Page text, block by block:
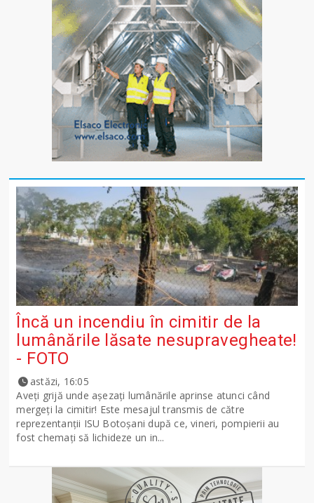
Încă un incendiu în cimitir de la
lumânările lăsate nesupravegheate!
- FOTO
astăzi, 16:05
Aveți grijă unde așezați lumânările aprinse atunci când
mergeți la cimitir! Este mesajul transmis de către
reprezentanții ISU Botoșani după ce, vineri, pompierii au
fost chemați să lichideze un in...